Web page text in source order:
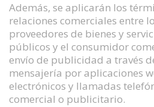
Además, se aplicarán los
relaciones comerciales entre
proveedores de bienes y
públicos y el consumidor
envío de publicidad a través
mensajería por aplicaciones
electrónicos y llamadas
comercial o publicitario.